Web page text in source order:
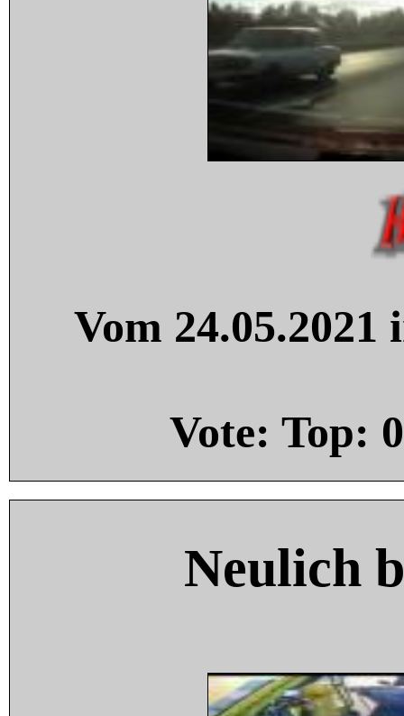
Vom
Vote: Top: 0
Neulich